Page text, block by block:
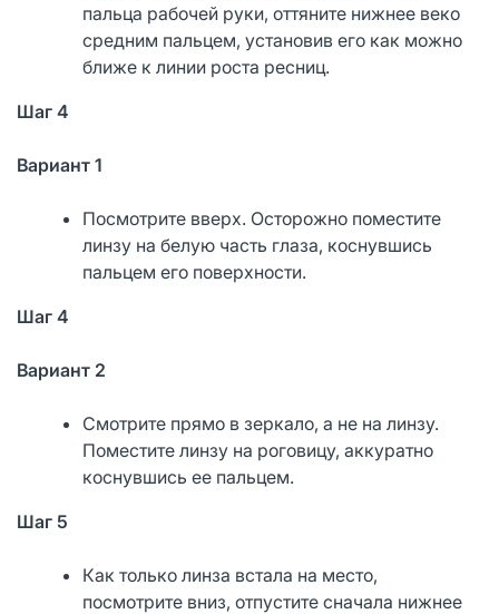
пальца рабочей руки, оттяните нижнее веко
средним пальцем, установив его как можно
ближе к линии роста ресниц.
Шаг 4
Вариант 1
Посмотрите вверх. Осторожно поместите
линзу на белую часть глаза, коснувшись
пальцем его поверхности.
Шаг 4
Вариант 2
Смотрите прямо в зеркало, а не на линзу.
Поместите линзу на роговицу, аккуратно
коснувшись ее пальцем.
Шаг 5
Как только линза встала на место,
посмотрите вниз, отпустите сначала нижнее